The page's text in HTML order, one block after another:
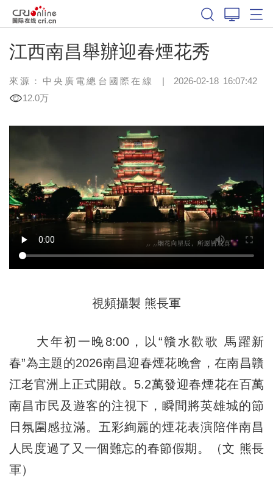
江西南昌舉辦迎春煙花秀
來源：中央廣電總台國際在線 | 2026-02-18 16:07:42
12.0万
視頻攝製 熊長軍
大年初一晚8:00，以“贛水歡歌 馬躍新
春”為主題的2026南昌迎春煙花晚會，在南昌贛
江老官洲上正式開啟。5.2萬發迎春煙花在百萬
南昌市民及遊客的注視下，瞬間將英雄城的節
日氛圍感拉滿。五彩絢麗的煙花表演陪伴南昌
人民度過了又一個難忘的春節假期。（文 熊長
軍）